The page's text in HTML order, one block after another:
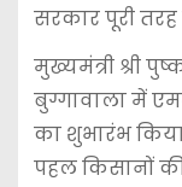
सरकार पूरी तरह
मुख्यमंत्री श्री
बुग्गावाला में
का शुभारंभ
पहल किसानों